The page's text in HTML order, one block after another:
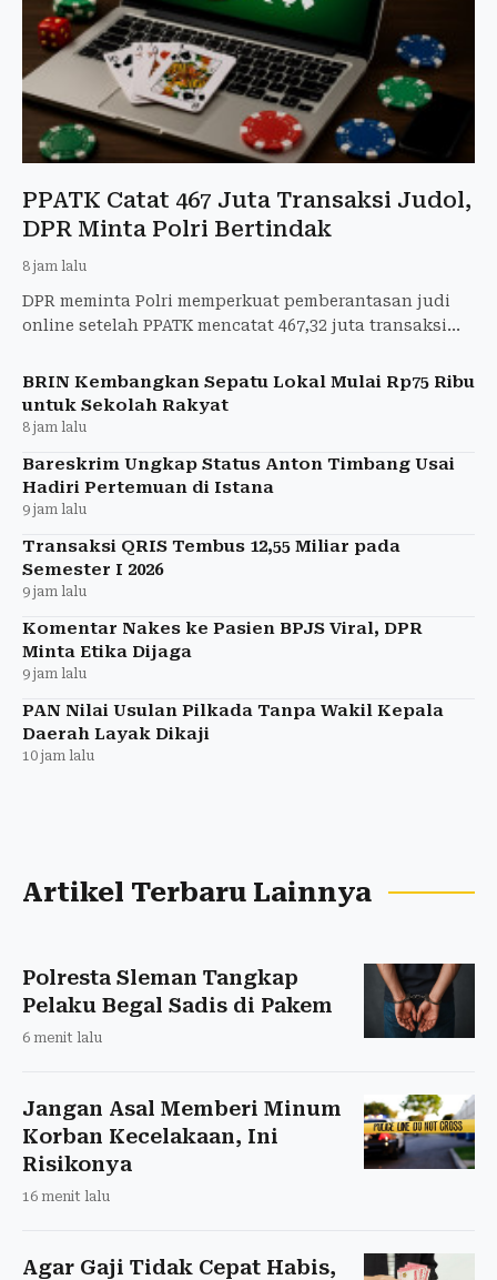
PPATK Catat 467 Juta Transaksi Judol,
DPR Minta Polri Bertindak
8 jam lalu
DPR meminta Polri memperkuat pemberantasan judi
online setelah PPATK mencatat 467,32 juta transaksi
BRIN Kembangkan Sepatu Lokal Mulai Rp75 Ribu
untuk Sekolah Rakyat
8 jam lalu
Bareskrim Ungkap Status Anton Timbang Usai
Hadiri Pertemuan di Istana
9 jam lalu
Transaksi QRIS Tembus 12,55 Miliar pada
Semester I 2026
9 jam lalu
Komentar Nakes ke Pasien BPJS Viral, DPR
Minta Etika Dijaga
9 jam lalu
PAN Nilai Usulan Pilkada Tanpa Wakil Kepala
Daerah Layak Dikaji
10 jam lalu
Artikel Terbaru Lainnya
Polresta Sleman Tangkap
Pelaku Begal Sadis di Pakem
6 menit lalu
Jangan Asal Memberi Minum
Korban Kecelakaan, Ini
Risikonya
16 menit lalu
Agar Gaji Tidak Cepat Habis,